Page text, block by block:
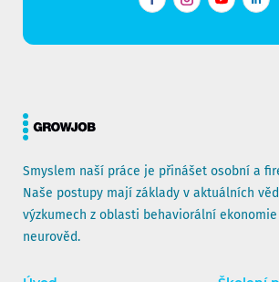
Smyslem naší práce je přinášet osobní a
Naše postupy mají základy v aktuálních
výzkumech z oblasti behaviorální ekonomie
neurověd.